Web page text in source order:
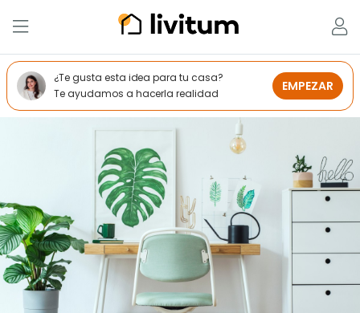
¿Te gusta esta idea para tu casa?
Te ayudamos a hacerla realidad
EMPEZAR